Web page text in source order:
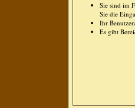
Sie sind im
Sie die
Ihr
Es gibt